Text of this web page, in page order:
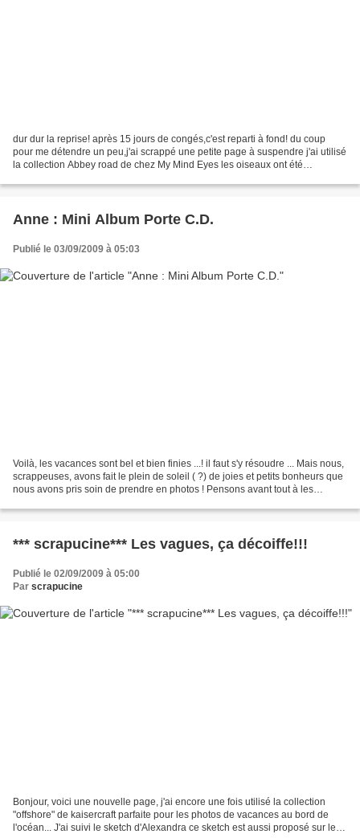
dur dur la reprise! après 15 jours de congés,c'est reparti à fond! du coup
pour me détendre un peu,j'ai scrappé une petite page à suspendre j'ai utilisé
la collection Abbey road de chez My Mind Eyes les oiseaux ont été
Anne : Mini Album Porte C.D.
Publié le 03/09/2009 à 05:03
Voilà, les vacances sont bel et bien finies ...! il faut s'y résoudre ... Mais nous,
scrappeuses, avons fait le plein de soleil ( ?) de joies et petits bonheurs que
nous avons pris soin de prendre en photos ! Pensons avant tout à les
*** scrapucine*** Les vagues, ça décoiffe!!!
Publié le 02/09/2009 à 05:00
Par scrapucine
Bonjour, voici une nouvelle page, j'ai encore une fois utilisé la collection
"offshore" de kaisercraft parfaite pour les photos de vacances au bord de
l'océan... J'ai suivi le sketch d'Alexandra ce sketch est aussi proposé sur le